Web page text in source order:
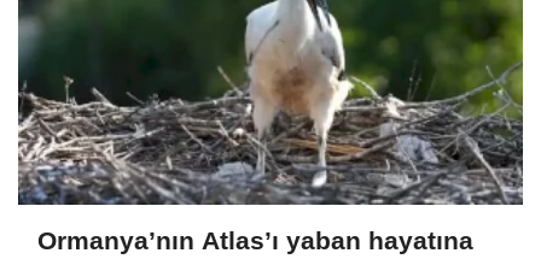
Ormanya’nın Atlas’ı yaban hayatına